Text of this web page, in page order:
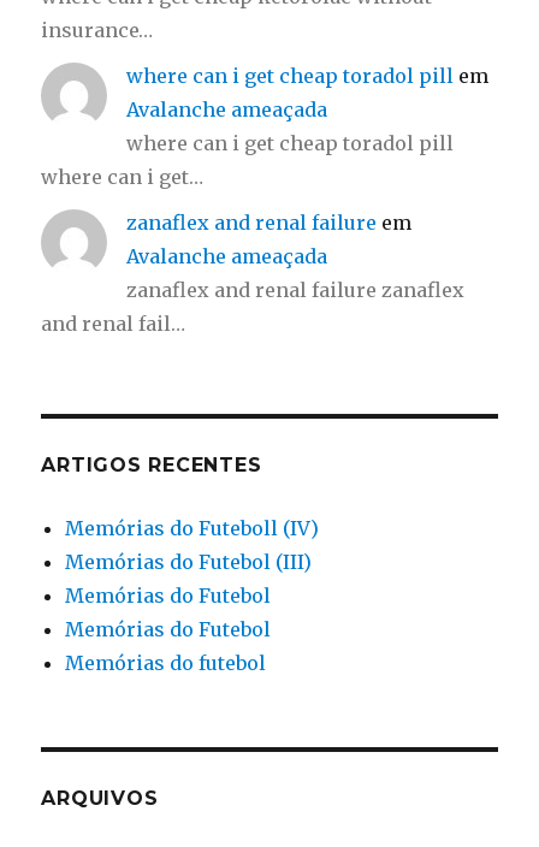
insurance…
where can i get cheap toradol pill em
Avalanche ameaçada
where can i get cheap toradol pill
where can i get…
zanaflex and renal failure em
Avalanche ameaçada
zanaflex and renal failure zanaflex
and renal fail…
ARTIGOS RECENTES
Memórias do Futeboll (IV)
Memórias do Futebol (III)
Memórias do Futebol
Memórias do Futebol
Memórias do futebol
ARQUIVOS